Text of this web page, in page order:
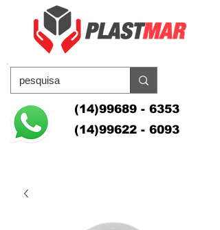
(14)99689 - 6353
(14)99622 - 6093